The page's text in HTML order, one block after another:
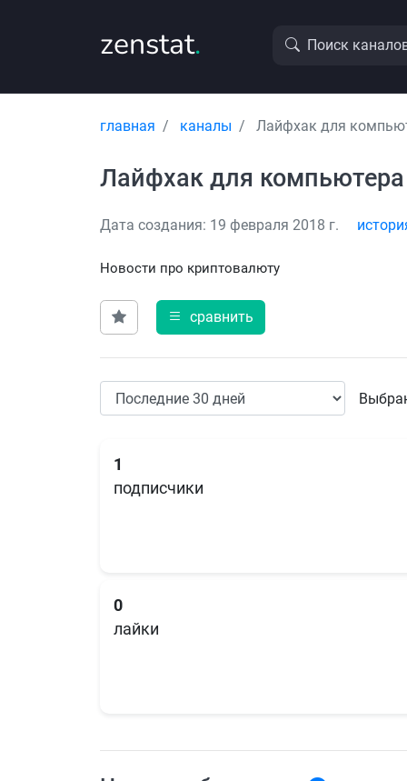
zenstat. Поиск
главная каналы Лaйфхaк для
Лaйфхaк для компьютeрa
Дата создания: 19 февраля 2018 г.
Новости про криптoвалюту
сравнить
1
подписчики
0
лайки